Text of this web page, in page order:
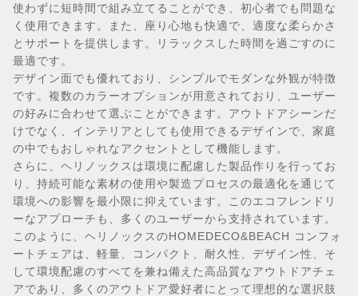
使わずに短時間で組み立てることができ、初心者でも問題な
く使用できます。また、座り心地も快適で、適度な柔らかさ
とサポートを提供します。リラックスした時間を過ごすのに
最適です。
デザイン面でも優れており、シンプルでモダンな外観が特徴
です。複数のカラーオプションが用意されており、ユーザー
の好みに合わせて選ぶことができます。アウトドアシーンだ
けでなく、インテリアとしても使用できるデザインで、家庭
の中でもおしゃれなアクセントとして機能します。
さらに、ヘリノックスは環境に配慮した製品作りを行ってお
り、持続可能な素材の使用や製造プロセスの最適化を通じて
環境への影響を最小限に抑えています。このエコフレンドリ
ーなアプローチも、多くのユーザーから支持されています。
このように、ヘリノックスのHOMEDECO&BEACH コンフォ
ートチェアは、軽量、コンパクト、耐久性、デザイン性、そ
して環境配慮のすべてを兼ね備えた高品質なアウトドアチェ
アであり、多くのアウトドア愛好者にとって理想的な選択肢